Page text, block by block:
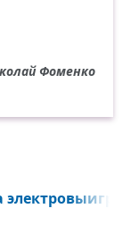
Фоменко